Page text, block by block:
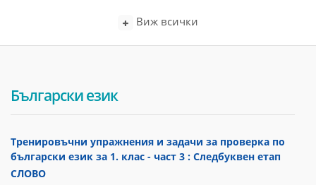
Виж всички
Български език
Тренировъчни упражнения и задачи за проверка по
български език за 1. клас - част 3 : Следбуквен етап
СЛОВО